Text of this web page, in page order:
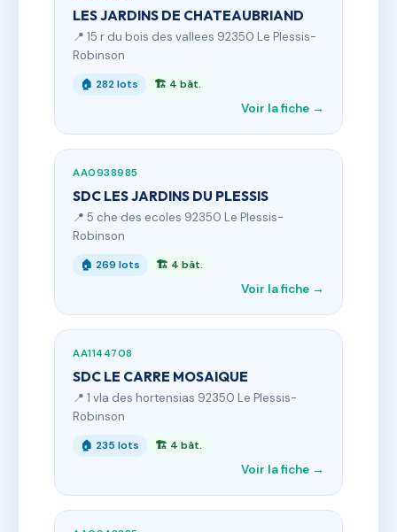
LES JARDINS DE CHATEAUBRIAND
📍 15 r du bois des vallees 92350 Le Plessis-
Robinson
🏠 282 lots 🏗 4 bât.
Voir la fiche →
AA0938985
SDC LES JARDINS DU PLESSIS
📍 5 che des ecoles 92350 Le Plessis-
Robinson
🏠 269 lots 🏗 4 bât.
Voir la fiche →
AA1144708
SDC LE CARRE MOSAIQUE
📍 1 vla des hortensias 92350 Le Plessis-
Robinson
🏠 235 lots 🏗 4 bât.
Voir la fiche →